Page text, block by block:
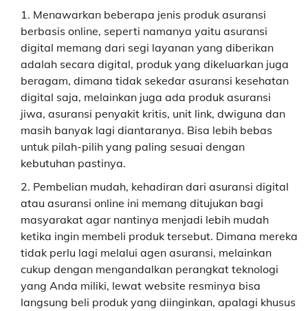
Menawarkan beberapa jenis produk asuransi
berbasis online, seperti namanya yaitu asuransi
digital memang dari segi layanan yang diberikan
adalah secara digital, produk yang dikeluarkan juga
beragam, dimana tidak sekedar asuransi kesehatan
digital saja, melainkan juga ada produk asuransi
jiwa, asuransi penyakit kritis, unit link, dwiguna dan
masih banyak lagi diantaranya. Bisa lebih bebas
untuk pilah-pilih yang paling sesuai dengan
kebutuhan pastinya.
Pembelian mudah, kehadiran dari asuransi digital
atau asuransi online ini memang ditujukan bagi
masyarakat agar nantinya menjadi lebih mudah
ketika ingin membeli produk tersebut. Dimana mereka
tidak perlu lagi melalui agen asuransi, melainkan
cukup dengan mengandalkan perangkat teknologi
yang Anda miliki, lewat website resminya bisa
langsung beli produk yang diinginkan, apalagi khusus